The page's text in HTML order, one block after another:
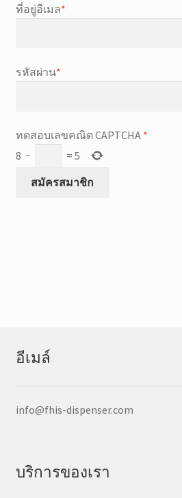
ที่อยู่อีเมล*ที่
รหัสผ่าน*ที่
ทดสอบเลขคณิต CAPTCHA *
8 − = 5
สมัครสมาชิก
อีเมล์
info@fhis-dispenser.com
บริการของเรา